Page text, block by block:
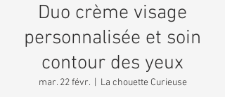
Duo crème visage
personnalisée et soin
contour des yeux
mar. 22 févr.
  |
La chouette Curieuse